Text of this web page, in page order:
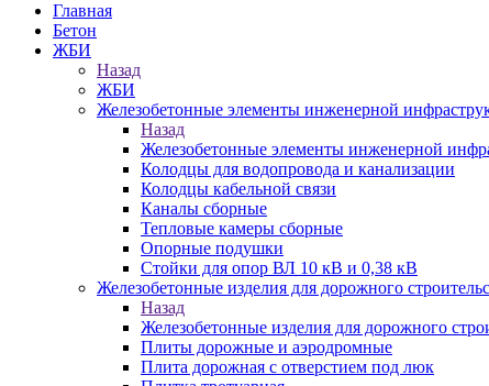
Главная
Бетон
ЖБИ
Назад
ЖБИ
Железобетонные элементы инженерной
Назад
Железобетонные элементы инженерной
Колодцы для водопровода и канализации
Колодцы кабельной связи
Каналы сборные
Тепловые камеры сборные
Опорные подушки
Стойки для опор ВЛ 10 кВ и 0,38 кВ
Железобетонные изделия для дорожного
Назад
Железобетонные изделия для дорожного
Плиты дорожные и аэродромные
Плита дорожная с отверстием под люк